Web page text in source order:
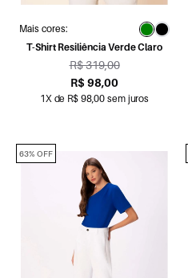
Mais cores:
T-Shirt Resiliência Verde Claro
R$ 319,00
R$ 98,00
1X de R$ 98,00 sem juros
63% OFF